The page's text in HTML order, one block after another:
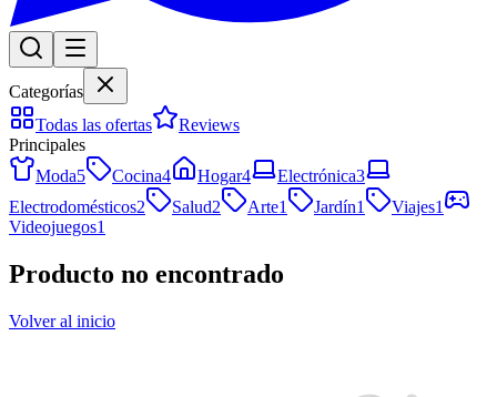
Categorías
Todas las ofertas
Reviews
Principales
Moda5 Cocina4 Hogar4 Electrónica3
Electrodomésticos2 Salud2 Arte1 Jardín1 Viajes1
Videojuegos1
Producto no encontrado
Volver al inicio